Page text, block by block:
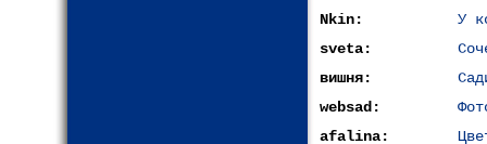
Nkin:
У
sveta:
вишня:
websad:
afalina: